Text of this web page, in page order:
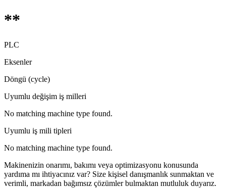
**
PLC
Eksenler
Döngü (cycle)
Uyumlu değişim iş milleri
No matching machine type found.
Uyumlu iş mili tipleri
No matching machine type found.
Makinenizin onarımı, bakımı veya optimizasyonu konusunda
yardıma mı ihtiyacınız var? Size kişisel danışmanlık sunmaktan ve
verimli, markadan bağımsız çözümler bulmaktan mutluluk duyarız.